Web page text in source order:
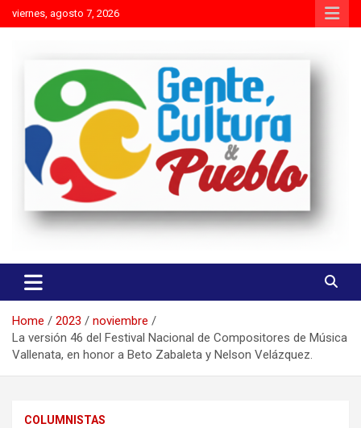
Skip
to
viernes, agosto 7, 2026
Gente Cultura y Pueblo
Home 2023
noviembre
La versión 46 del Festival Nacional de Compositores de Música
Vallenata, en honor a Beto Zabaleta y Nelson Velázquez.
COLUMNISTAS